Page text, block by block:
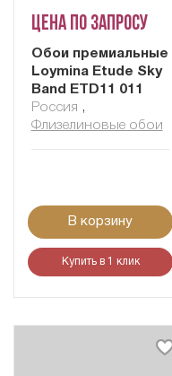
Цена по запросу
Обои премиальные
Loymina Etude Sky
Band ETD11 011
Россия ,
Флизелиновые обои
В корзину
Купить в 1 клик